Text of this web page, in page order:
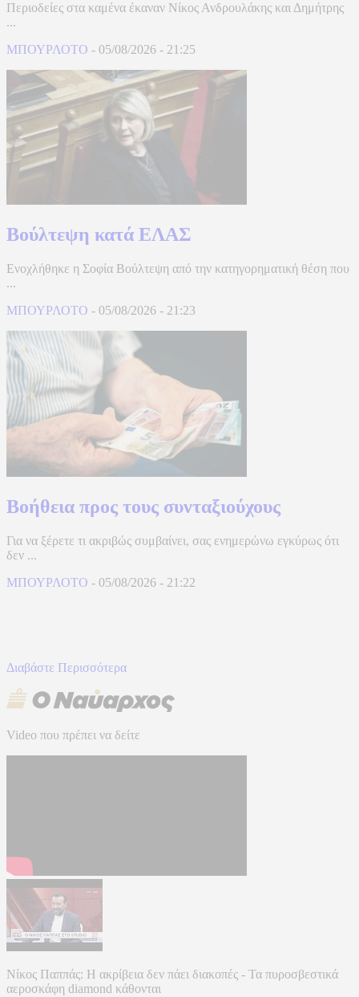
Περιοδείες στα καμένα έκαναν Νίκος Ανδρουλάκης και Δημήτρης
...
ΜΠΟΥΡΛΟΤΟ - 05/08/2026 - 21:25
Βούλτεψη κατά ΕΛΑΣ
Ενοχλήθηκε η Σοφία Βούλτεψη από την κατηγορηματική θέση που
...
ΜΠΟΥΡΛΟΤΟ - 05/08/2026 - 21:23
Βοήθεια προς τους συνταξιούχους
Για να ξέρετε τι ακριβώς συμβαίνει, σας ενημερώνω εγκύρως ότι
δεν ...
ΜΠΟΥΡΛΟΤΟ - 05/08/2026 - 21:22
Διαβάστε Περισσότερα
Video που πρέπει να δείτε
Νίκος Παππάς: Η ακρίβεια δεν πάει διακοπές - Τα πυροσβεστικά
αεροσκάφη diamond κάθονται